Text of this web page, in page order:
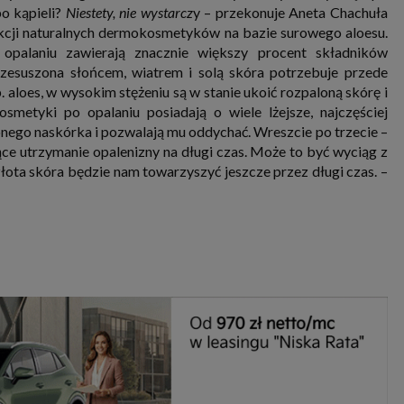
kąpieli? Niestety, nie wystarczy – przekonuje Aneta Chachuła
naturalnych dermokosmetyków na bazie surowego aloesu.
zawierają znacznie większy procent składników
słońcem, wiatrem i solą skóra potrzebuje przede
w wysokim stężeniu są w stanie ukoić rozpaloną skórę i
po opalaniu posiadają o wiele lżejsze, najczęściej
naskórka i pozwalają mu oddychać. Wreszcie po trzecie –
utrzymanie opalenizny na długi czas. Może to być wyciąg z
skóra będzie nam towarzyszyć jeszcze przez długi czas. –